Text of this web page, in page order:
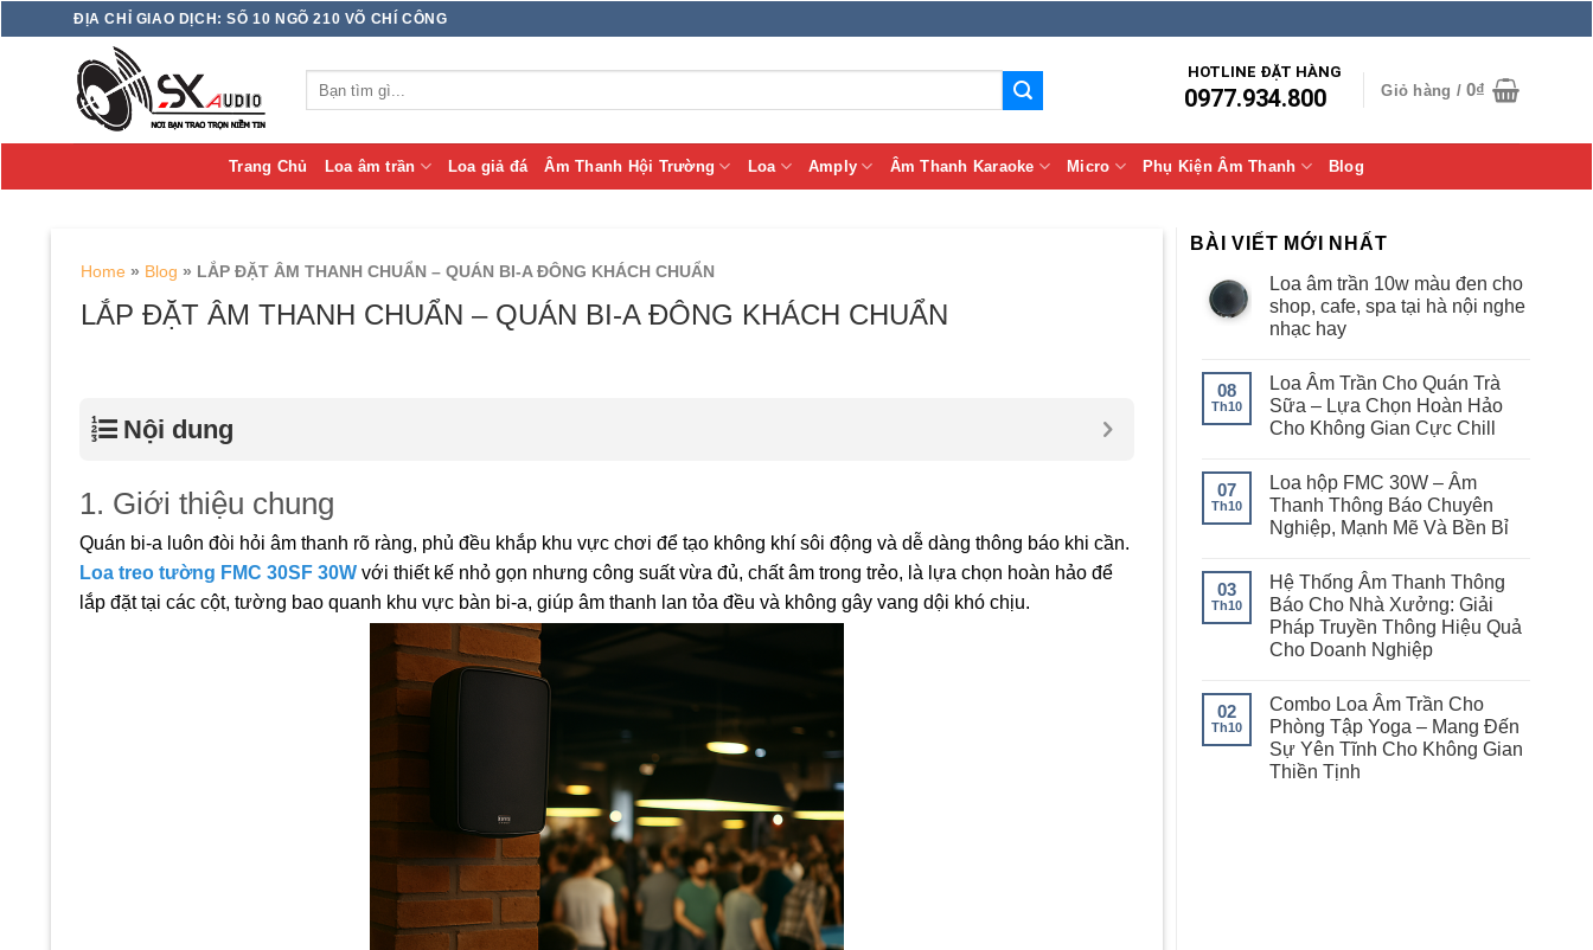
to
ĐỊA CHỈ GIAO DỊCH: SỐ 10 NGÕ 210 VÕ CHÍ CÔNG
kiếm:
HOTLINE ĐẶT HÀNG
0977.934.800 Giỏ hàng /0₫
Trang Chủ Loa âm trần Loa giả đá Âm Thanh Hội Trường Loa Amply Âm Thanh Karaoke Micro Phụ Kiện Âm Thanh Blog
Home » Blog » LẮP ĐẶT ÂM THANH CHUẨN – QUÁN BI-A ĐÔNG KHÁCH CHUẨN
LẮP ĐẶT ÂM THANH CHUẨN – QUÁN BI-A ĐÔNG KHÁCH CHUẨN
Nội dung
1. Giới thiệu chung
Quán bi-a luôn đòi hỏi âm thanh rõ ràng, phủ đều khắp khu vực chơi để tạo không khí sôi động và dễ dàng thông báo khi cần.
Loa treo tường FMC 30SF 30W với thiết kế nhỏ gọn nhưng công suất vừa đủ, chất âm trong trẻo, là lựa chọn hoàn hảo để
lắp đặt tại các cột, tường bao quanh khu vực bàn bi-a, giúp âm thanh lan tỏa đều và không gây vang dội khó chịu.
BÀI VIẾT MỚI NHẤT
Loa âm trần 10w màu đen cho
shop, cafe, spa tại hà nội nghe
nhạc hay
08
Th10
Loa Âm Trần Cho Quán Trà
Sữa – Lựa Chọn Hoàn Hảo
Cho Không Gian Cực Chill
07
Th10
Loa hộp FMC 30W – Âm
Thanh Thông Báo Chuyên
Nghiệp, Mạnh Mẽ Và Bền Bỉ
03
Th10
Hệ Thống Âm Thanh Thông
Báo Cho Nhà Xưởng: Giải
Pháp Truyền Thông Hiệu Quả
Cho Doanh Nghiệp
02
Th10
Combo Loa Âm Trần Cho
Phòng Tập Yoga – Mang Đến
Sự Yên Tĩnh Cho Không Gian
Thiền Tịnh